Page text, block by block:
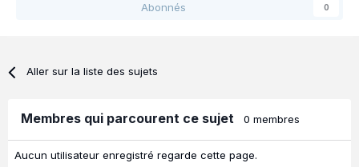
Abonnés 0
Aller sur la liste des sujets
Membres qui parcourent ce sujet 0 membres
Aucun utilisateur enregistré regarde cette page.